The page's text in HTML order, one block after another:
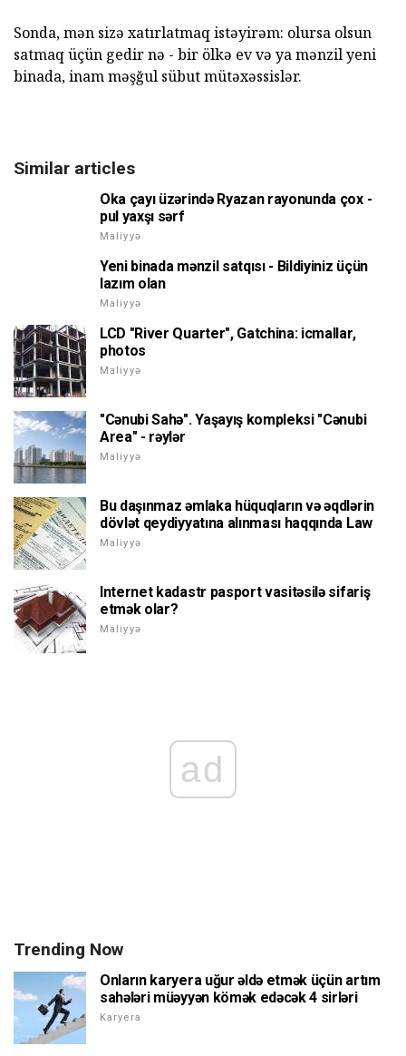
Sonda, mən sizə xatırlatmaq istəyirəm: olursa olsun
satmaq üçün gedir nə - bir ölkə ev və ya mənzil yeni
binada, inam məşğul sübut mütəxəssislər.
Similar articles
Oka çayı üzərində Ryazan rayonunda çox -
pul yaxşı sərf
Maliyyə
Yeni binada mənzil satqısı - Bildiyiniz üçün
lazım olan
Maliyyə
LCD "River Quarter", Gatchina: icmallar,
photos
Maliyyə
"Cənubi Sahə". Yaşayış kompleksi "Cənubi
Area" - rəylər
Maliyyə
Bu daşınmaz əmlaka hüquqların və əqdlərin
dövlət qeydiyyatına alınması haqqında Law
Maliyyə
Internet kadastr pasport vasitəsilə sifariş
etmək olar?
Maliyyə
ad
Trending Now
Onların karyera uğur əldə etmək üçün artım
sahələri müəyyən kömək edəcək 4 sirləri
Karyera